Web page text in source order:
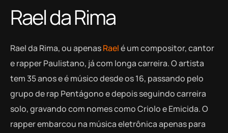
Rael da Rima
Rael da Rima, ou apenasRaelé um compositor, cantor
e rapper Paulistano, já com longa carreira. O artista
tem 35 anos e é músico desde os 16, passando pelo
grupo de rap Pentágono e depois seguindo carreira
solo, gravando com nomes como Criolo e Emicida. O
rapper embarcou na música eletrônica apenas para